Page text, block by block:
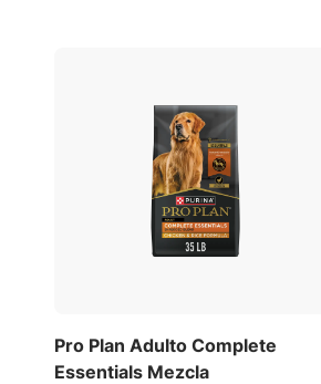
Pro Plan Adulto Complete
Essentials Mezcla